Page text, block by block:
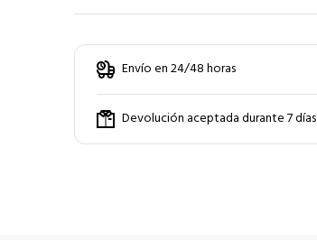
Envío en 24/48 horas
Devolución aceptada durante 7 días